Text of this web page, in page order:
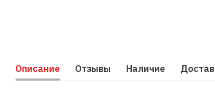
Описание Отзывы Наличие